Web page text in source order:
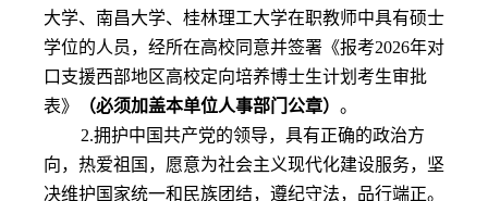
大学、南昌大学、桂林理工大学在职教师中具有硕士
学位的人员，经所在高校同意并签署《报考2026年对
口支援西部地区高校定向培养博士生计划考生审批
表》
（必须加盖本单位人事部门公章） 。
2.拥护中国共产党的领导，具有正确的政治方
向，热爱祖国，愿意为社会主义现代化建设服务，坚
决维护国家统一和民族团结，遵纪守法，品行端正。